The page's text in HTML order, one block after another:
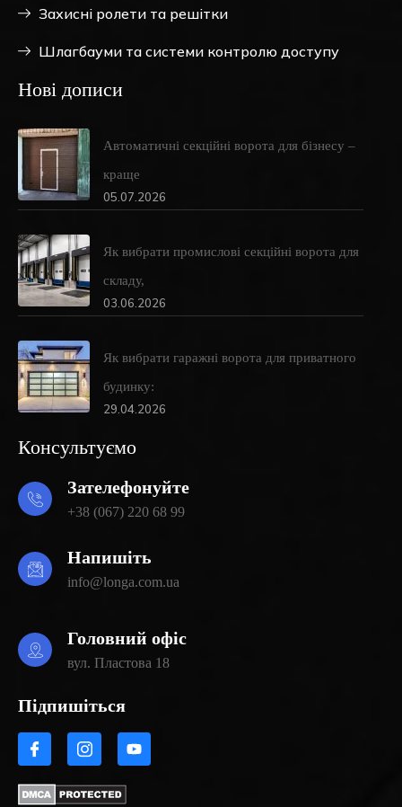
Захисні ролети та решітки
Шлагбауми та системи контролю доступу
Нові дописи
Автоматичні секційні ворота для бізнесу –
краще
05.07.2026
Як вибрати промислові секційні ворота для
складу,
03.06.2026
Як вибрати гаражні ворота для приватного
будинку:
29.04.2026
Консультуємо
Зателефонуйте
+38 (067) 220 68 99
Напишіть
info@longa.com.ua
Головний офіс
вул. Пластова 18
Підпишіться